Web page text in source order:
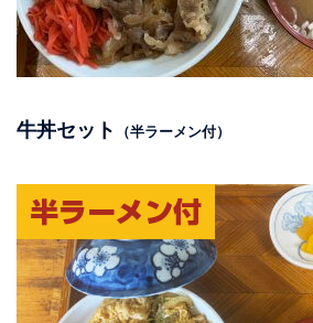
牛丼セット （半ラーメン付）